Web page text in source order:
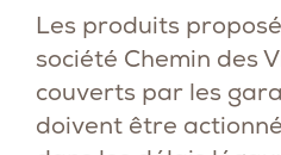
Les produits
société Chemin des
couverts par les
doivent être